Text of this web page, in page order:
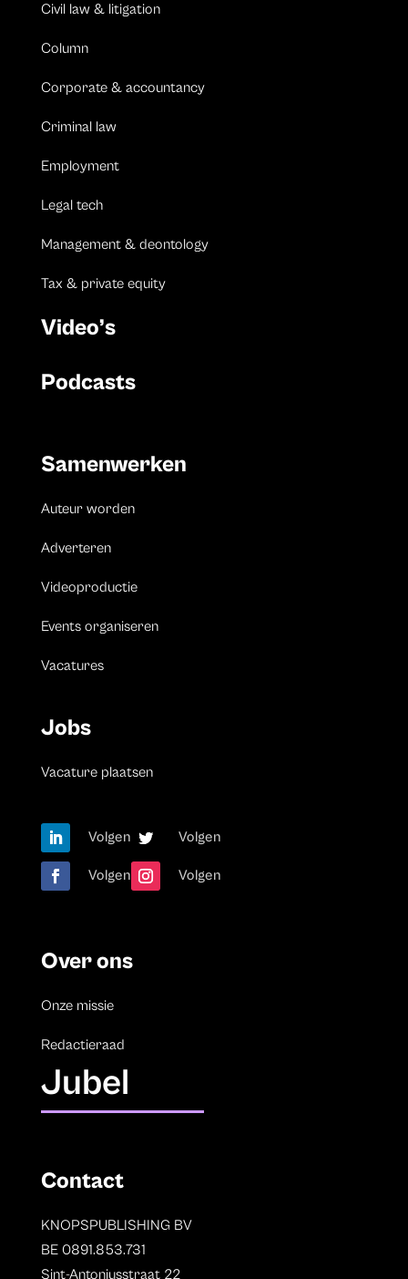
Civil law & litigation
Column
Corporate & accountancy
Criminal law
Employment
Legal tech
Management & deontology
Tax & private equity
Video’s
Podcasts
Samenwerken
Auteur worden
Adverteren
Videoproductie
Events organiseren
Vacatures
Jobs
Vacature plaatsen
Volgen Volgen
Volgen Volgen
Over ons
Onze missie
Redactieraad
Jubel
Contact
KNOPSPUBLISHING BV
BE 0891.853.731
Sint-Antoniusstraat 22